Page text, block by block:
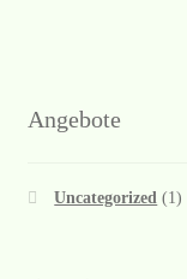
Angebote
Uncategorized (1)